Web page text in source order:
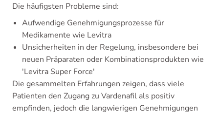
Die häufigsten Probleme sind:
Aufwendige Genehmigungsprozesse für
Medikamente wie Levitra
Unsicherheiten in der Regelung, insbesondere bei
neuen Präparaten oder Kombinationsprodukten wie
'Levitra Super Force'
Die gesammelten Erfahrungen zeigen, dass viele
Patienten den Zugang zu Vardenafil als positiv
empfinden, jedoch die langwierigen Genehmigungen